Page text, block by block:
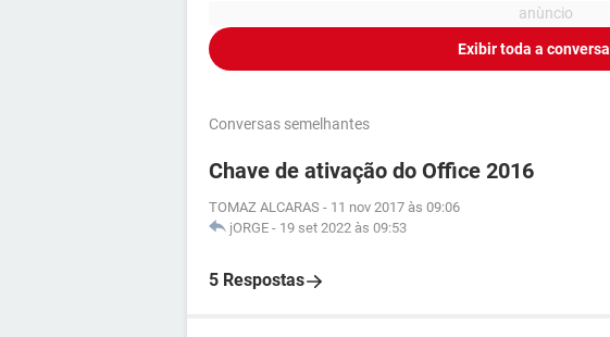
Exibir toda a conversa
Conversas semelhantes
Chave de ativação do Office 2016
TOMAZ ALCARAS - 11 nov 2017 às 09:06
jORGE - 19 set 2022 às 09:53
5 Respostas